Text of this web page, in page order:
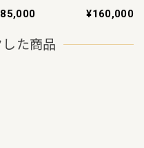
リフレ
・洗
Pt900 リング 14号
ント(新品仕上げ・
¥160,000
た商品